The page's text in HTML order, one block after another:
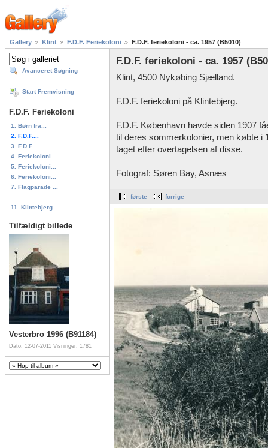
Gallery Klint F.D.F. Feriekoloni F.D.F. feriekoloni - ca. 1957 (B5010)
Avanceret Søgning
Start Fremvisning
F.D.F. Feriekoloni
1. Børn fra...
2. F.D.F....
3. F.D.F....
4. Feriekoloni...
5. Feriekoloni...
6. Feriekoloni...
7. Flagparade ...
11. Klintebjerg...
Tilfældigt billede
Vesterbro 1996 (B91184)
Dato: 12-07-2011 Visninger: 1781
F.D.F. feriekoloni - ca. 1957
Klint, 4500 Nykøbing Sjælland.
F.D.F. feriekoloni på Klintebjerg.
F.D.F. København havde siden 1907
til deres sommerkolonier, men købte i
taget efter overtagelsen af disse.
Fotograf: Søren Bay, Asnæs
første forrige